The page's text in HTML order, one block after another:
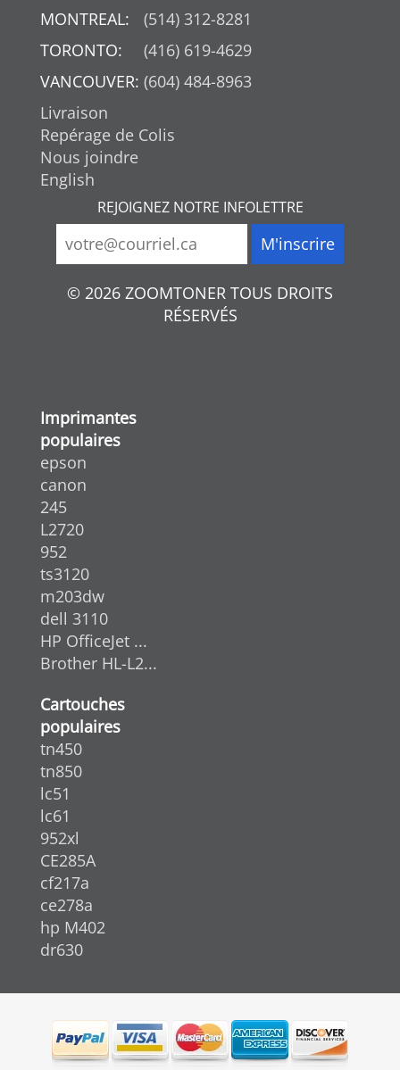
MONTREAL:
(514) 312-8281
TORONTO:
(416) 619-4629
VANCOUVER: (604) 484-8963
Livraison
Repérage de Colis
Nous joindre
English
REJOIGNEZ NOTRE INFOLETTRE
© 2026 ZOOMTONER TOUS DROITS
RÉSERVÉS
Imprimantes
populaires
epson
canon
245
L2720
952
ts3120
m203dw
dell 3110
HP OfficeJet ...
Brother HL-L2...
Cartouches
populaires
tn450
tn850
lc51
lc61
952xl
CE285A
cf217a
ce278a
hp M402
dr630